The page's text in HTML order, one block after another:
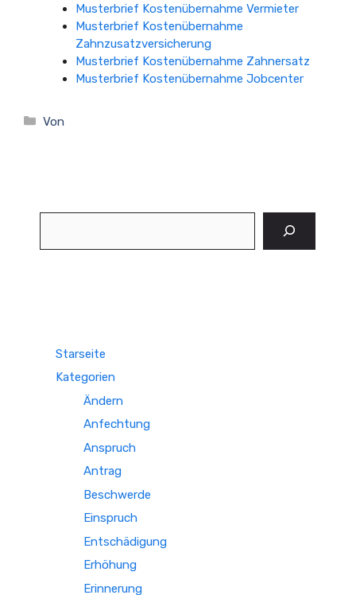
Musterbrief Kostenübernahme Vermieter
Musterbrief Kostenübernahme
Zahnzusatzversicherung
Musterbrief Kostenübernahme Zahnersatz
Musterbrief Kostenübernahme Jobcenter
Kategorien
Von
Starseite
Kategorien
Ändern
Anfechtung
Anspruch
Antrag
Beschwerde
Einspruch
Entschädigung
Erhöhung
Erinnerung